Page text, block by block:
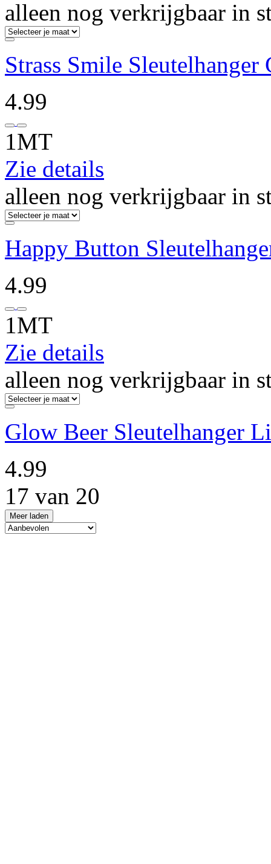
alleen nog verkrijgbaar in
Strass Smile Sleutelhanger
4.99
1MT
Zie details
alleen nog verkrijgbaar in
Happy Button
4.99
1MT
Zie details
alleen nog verkrijgbaar in
Glow Beer Sleutelhanger
4.99
17 van 20
Meer laden